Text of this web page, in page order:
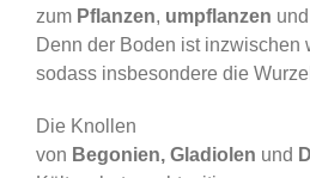
zum Pflanzen, umpflanzen und
Denn der Boden ist inzwischen
sodass insbesondere die
Die Knollen
von Begonien, Gladiolen und